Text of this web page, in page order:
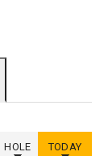
HOLE TODAY